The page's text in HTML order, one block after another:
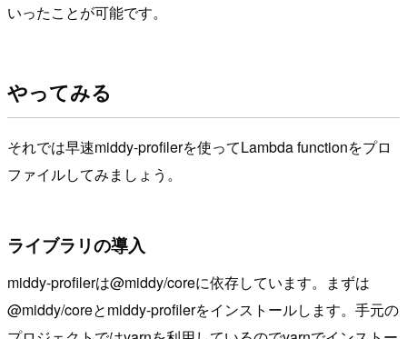
いったことが可能です。
やってみる
それでは早速middy-profilerを使ってLambda functionをプロ
ファイルしてみましょう。
ライブラリの導入
middy-profilerは@middy/coreに依存しています。まずは
@middy/coreとmiddy-profilerをインストールします。手元の